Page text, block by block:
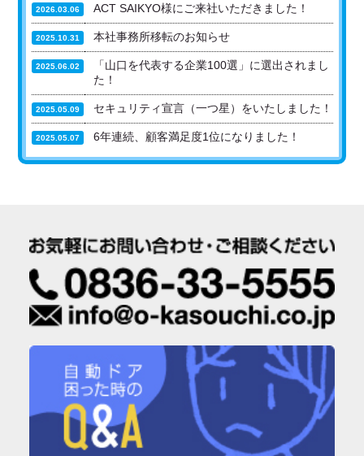
2026.03.06 ACT SAIKYO様にご来社いただきました！
2025.10.31 本社事務所移転のお知らせ
2025.06.02
「山口を代表する企業100選」に選出されまし
た！
2025.05.09 セキュリティ宣言（一つ星）をいたしました！
2025.05.07 6年連続、顧客満足度1位になりました！